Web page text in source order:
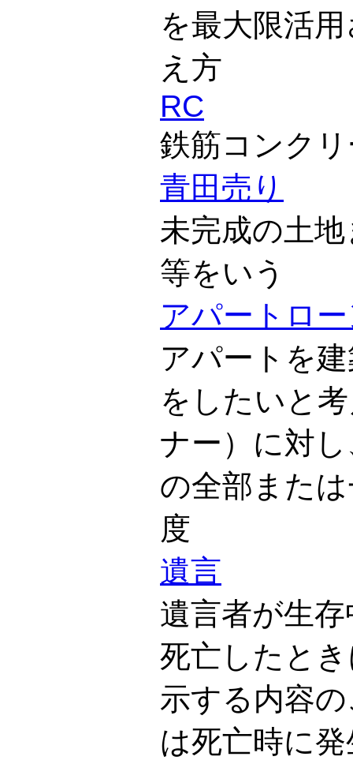
を最大限活
え方
RC
鉄筋コンク
青田売り
未完成の土
等をいう
アパートロ
アパートを
をしたいと
ナー）に対
の全部また
度
遺言
遺言者が生
死亡したと
示する内容
は死亡時に